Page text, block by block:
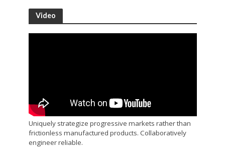
Video
Uniquely strategize progressive markets rather than
frictionless manufactured products. Collaboratively
engineer reliable.